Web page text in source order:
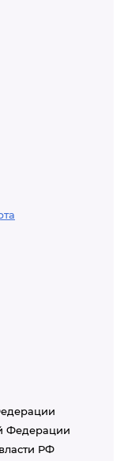
Федерации
РФ